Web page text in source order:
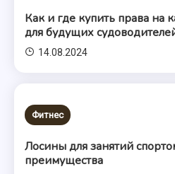
Как и где купить права на
для будущих
14.08.2024
Фитнес
Лосины для занятий
преимущества